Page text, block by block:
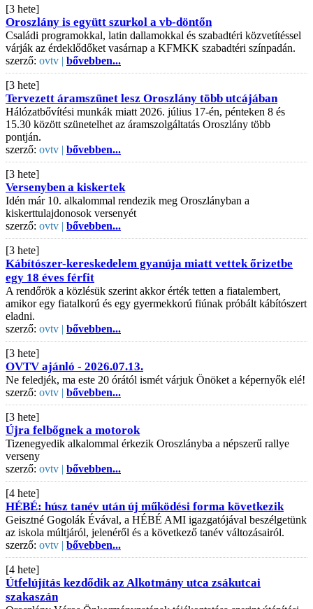
[3 hete]
Oroszlány is együtt szurkol a vb-döntőn
Családi programokkal, latin dallamokkal és szabadtéri közvetítéssel
várják az érdeklődőket vasárnap a KFMKK szabadtéri színpadán.
szerző: ovtv | bővebben...
[3 hete]
Tervezett áramszünet lesz Oroszlány több utcájában
Hálózatbővítési munkák miatt 2026. július 17-én, pénteken 8 és
15.30 között szünetelhet az áramszolgáltatás Oroszlány több
pontján.
szerző: ovtv | bővebben...
[3 hete]
Versenyben a kiskertek
Idén már 10. alkalommal rendezik meg Oroszlányban a
kiskerttulajdonosok versenyét
szerző: ovtv | bővebben...
[3 hete]
Kábítószer-kereskedelem gyanúja miatt vettek őrizetbe
egy 18 éves férfit
A rendőrök a közlésük szerint akkor érték tetten a fiatalembert,
amikor egy fiatalkorú és egy gyermekkorú fiúnak próbált kábítószert
eladni.
szerző: ovtv | bővebben...
[3 hete]
OVTV ajánló - 2026.07.13.
Ne feledjék, ma este 20 órától ismét várjuk Önöket a képernyők elé!
szerző: ovtv | bővebben...
[3 hete]
Újra felbőgnek a motorok
Tizenegyedik alkalommal érkezik Oroszlányba a népszerű rallye
verseny
szerző: ovtv | bővebben...
[4 hete]
HÉBÉ: húsz tanév után új működési forma következik
Geisztné Gogolák Évával, a HÉBÉ AMI igazgatójával beszélgetünk
az iskola múltjáról, jelenéről és a következő tanév változásairól.
szerző: ovtv | bővebben...
[4 hete]
Útfelújítás kezdődik az Alkotmány utca zsákutcai
szakaszán